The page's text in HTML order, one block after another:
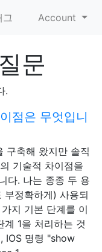
그 Account
문
.
점은 무엇입니
구축해 왔지만 솔직
기술적 차이점을
다. 나는 종종 두 용
부정확하게) 사용되
지 기본 단계를 이
계 1을 처리하는 것
IOS 명령 "show